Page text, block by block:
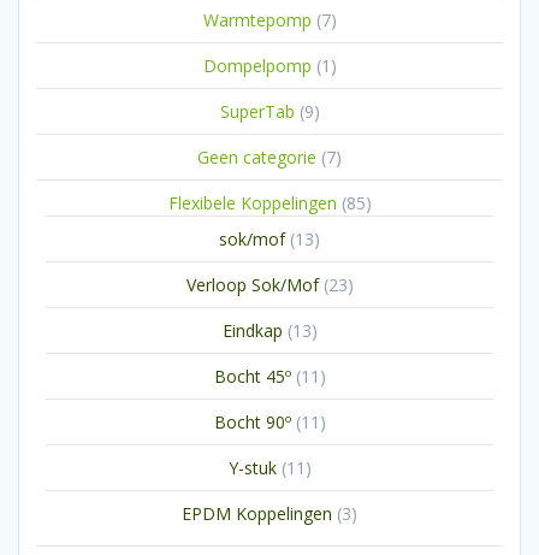
Warmtepomp 77
producten
Dompelpomp 1 1
product
SuperTab 99
producten
Geen categorie 77
producten
Flexibele Koppelingen 8585
sok/mof 1313
producten
Verloop Sok/Mof 2323
producten
Eindkap 1313
producten
Bocht 45º 11 11
producten
Bocht 90º 11 11
producten
Y-stuk 11 11
producten
EPDM Koppelingen 33